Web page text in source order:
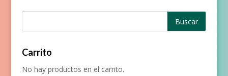
Carrito
No hay productos en el carrito.